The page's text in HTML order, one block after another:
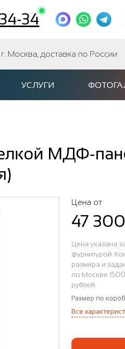
34
г. Москва, доставка по России
УСЛУГИ
МДФ-
Цена от
47 300
Цена указана
фурнитурой.
размера и
по Москве
рублей.
Размер по
Все